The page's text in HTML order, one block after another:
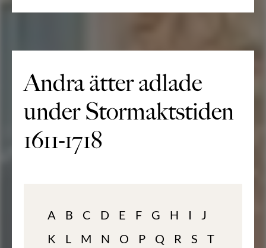
Andra ätter adlade
under Stormaktstiden
1611-1718
A B C D E F G H I
J
K
L M N O P Q R S
T